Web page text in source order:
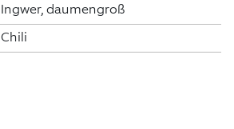
Ingwer, daumengroß
Chili